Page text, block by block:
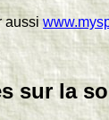
aussi
sur la